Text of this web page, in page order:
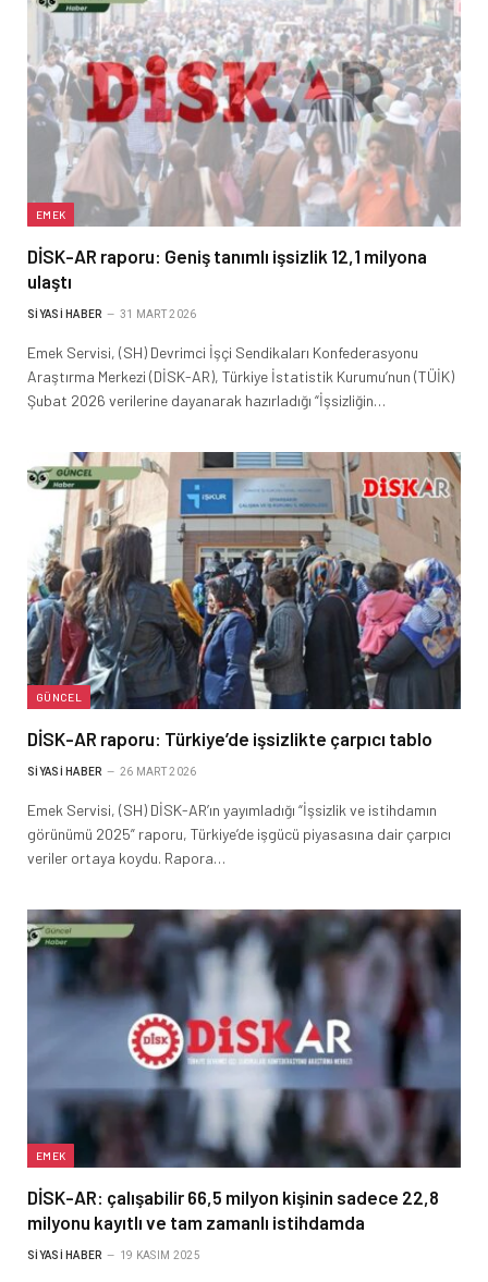
EMEK
DİSK-AR raporu: Geniş tanımlı işsizlik 12,1 milyona
ulaştı
SIYASI HABER 31 MART 2026
Emek Servisi, (SH) Devrimci İşçi Sendikaları Konfederasyonu
Araştırma Merkezi (DİSK-AR), Türkiye İstatistik Kurumu’nun (TÜİK)
Şubat 2026 verilerine dayanarak hazırladığı “İşsizliğin…
GÜNCEL
DİSK-AR raporu: Türkiye’de işsizlikte çarpıcı tablo
SIYASI HABER 26 MART 2026
Emek Servisi, (SH) DİSK-AR’ın yayımladığı “İşsizlik ve istihdamın
görünümü 2025” raporu, Türkiye’de işgücü piyasasına dair çarpıcı
veriler ortaya koydu. Rapora…
EMEK
DİSK-AR: çalışabilir 66,5 milyon kişinin sadece 22,8
milyonu kayıtlı ve tam zamanlı istihdamda
SIYASI HABER 19 KASIM 2025